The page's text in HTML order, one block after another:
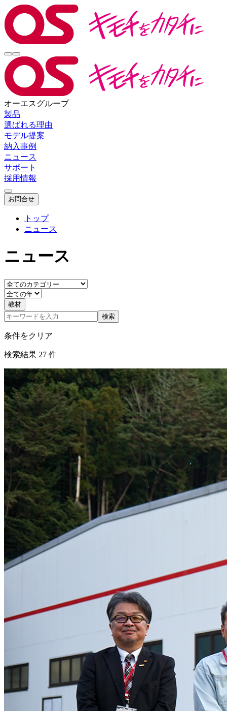
オーエスグループ
製品
選ばれる理由
モデル提案
納入事例
ニュース
サポート
採用情報
お問合せ
トップ
ニュース
ニュース
教材
検索
条件をクリア
検索結果 27 件